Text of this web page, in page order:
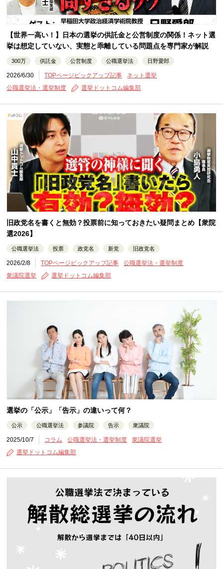
【世界一高い！】日本の選挙の供託金と公営制度の関係！ネット選
挙は想定していない、実態と乖離している問題点を専門家が解説
300万 供託金 公営制度 公職選挙法 日野愛郎
2026/6/30 TOPページピックアップ記事
ネット選挙
公職選挙法・選挙制度
選挙ドットコム編集部
旧政党名を書くと無効？投票前に知っておきたい疑問まとめ【衆院
選2026】
公職選挙法 投票 政党名 新党 旧政党名
2026/2/8 TOPページピックアップ記事
公職選挙法・選挙制度
衆議院選挙
選挙ドットコム編集部
選挙の「公示」「告示」の違いって何？
公示 公職選挙法 参議院 告示 衆議院
2025/10/7 コラム 公職選挙法・選挙制度
衆議院選挙
選挙ドットコム編集部